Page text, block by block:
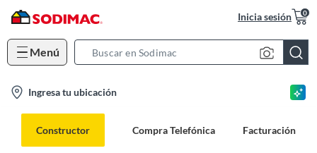
Inicia sesión 0
Menú
c
Ingresa tu ubicación
Constructor Compra Telefónica Facturación